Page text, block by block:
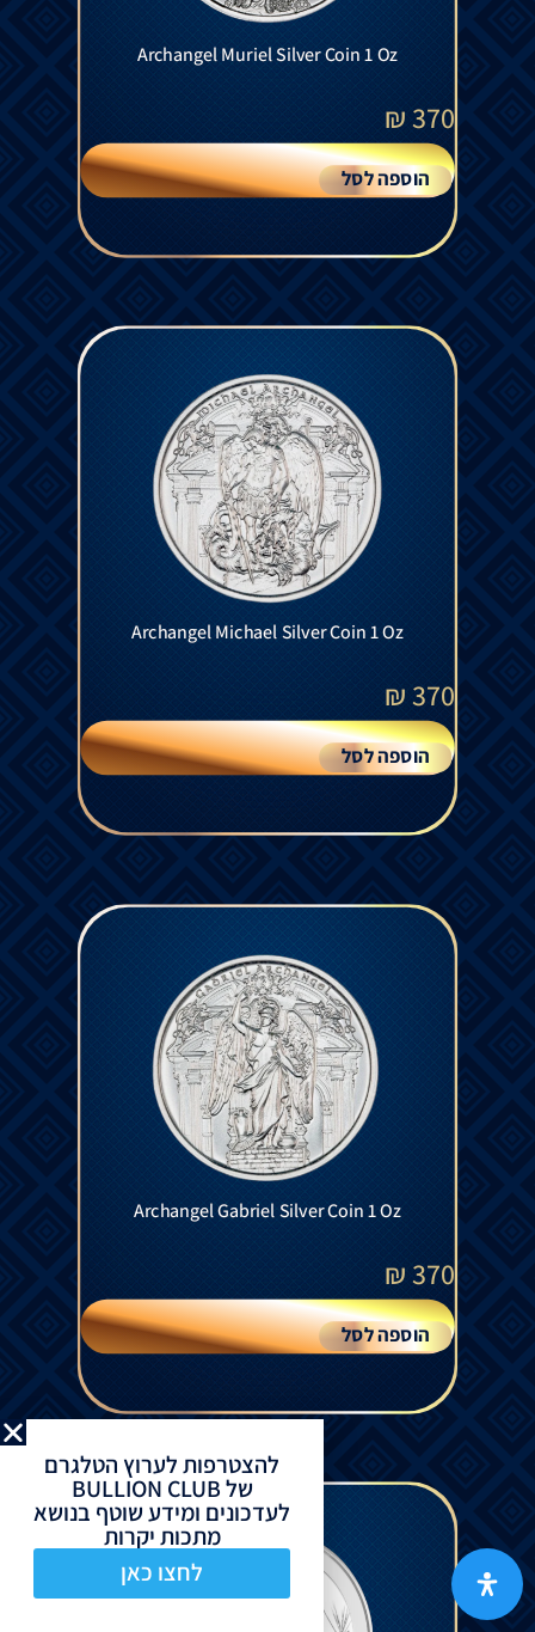
Archangel Muriel Silver Coin 1 Oz
370
₪
הוספה לסל
Archangel Michael Silver Coin 1 Oz
370
₪
הוספה לסל
Archangel Gabriel Silver Coin 1 Oz
370
₪
הוספה לסל
להצטרפות לערוץ הטלגרם
של BULLION CLUB
לעדכונים ומידע שוטף בנושא
מתכות יקרות
לחצו כאן